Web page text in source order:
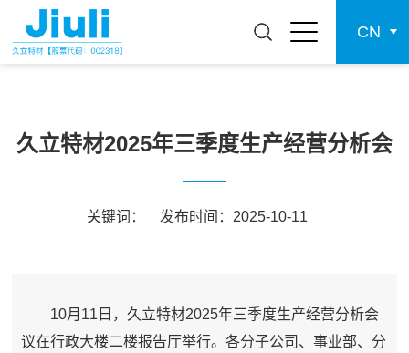
CN
久立特材2025年三季度生产经营分析会
关键词： 发布时间：2025-10-11
10月11日，久立特材2025年三季度生产经营分析会
议在行政大楼二楼报告厅举行。各分子公司、事业部、分